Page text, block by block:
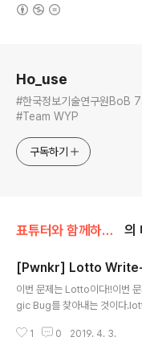
Ho_use
#한국정보기술연구원BoB 7기 보안제품개발 트랙 수
#Team WYP
구독하기
표튜터와 함께하는 Pwnable/Pwnable.kr Write-up 의
[Pwnkr] Lotto
이번 문제는 Lotto이다!!이번
gic Bug를 찾아내는 것이다
드를 보도록 하자!! 이 문제의 열쇠는 빨간 산자의 play함
1 0 2019. 4. 3.